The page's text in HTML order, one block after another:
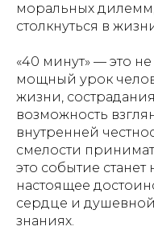
моральных
столкнуться в
«40 минут» — это не
мощный урок
жизни,
возможность
внутренней
смелости
это событие
настоящее
сердце и душевной
знаниях.